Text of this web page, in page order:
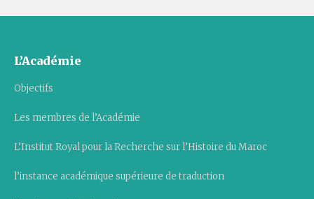
L’Académie
Objectifs
Les membres de l’Académie
L’Institut Royal pour la Recherche sur l’Histoire du Maroc
l’instance académique supérieure de traduction